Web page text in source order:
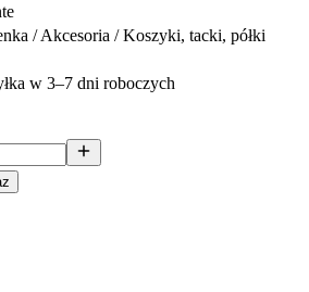
/ Akcesoria / Koszyki, tacki, półki
w 3–7 dni roboczych